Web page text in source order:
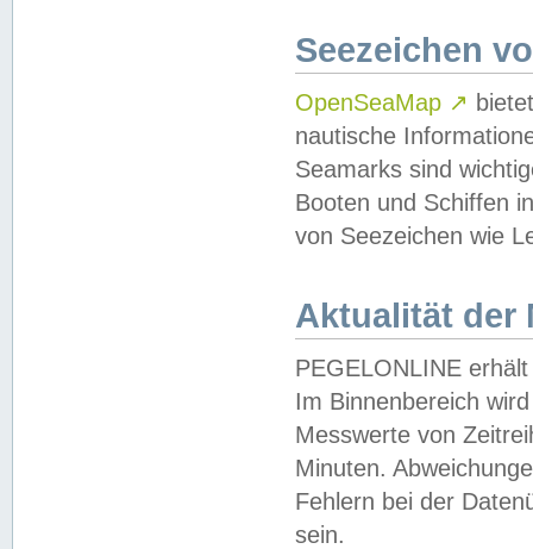
Seezeichen
OpenSeaMap ↗
nautische
Seamarks sind
Booten und Schiffen
von Seezeichen wie
Aktualität der
PEGELONLINE
Im Binnenbereich
Messwerte von
Minuten.
Fehlern bei der
sein.